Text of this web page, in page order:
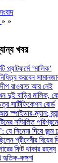
» »
খবর
প্ল্যাটফর্মে ‘মালিক’
করবেন
রাওয়াত আর নেই
দুই বাড়ির মালিক,
সার্টিফিকেশন বোর্ড
স্পাইডার-ম্যান:
সম্মিলিত
সিনেমা দিয়ে জন্ম
শ্রীদেবীর বিয়ের
ফিট থাকার রহস্য
কঙ্গনা